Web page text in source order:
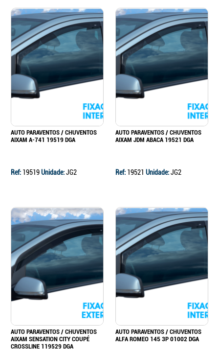
AUTO PARAVENTOS / CHUVENTOS
AIXAM A-741 19519 DGA
Ref: 19519Unidade:JG2
AUTO PARAVENTOS / CHUVENTOS
AIXAM JDM ABACA 19521 DGA
Ref: 19521 Unidade:JG2
AUTO PARAVENTOS / CHUVENTOS
AIXAM SENSATION CITY COUPÉ
CROSSLINE 119529 DGA
AUTO PARAVENTOS / CHUVENTOS
ALFA ROMEO 145 3P 01002 DGA